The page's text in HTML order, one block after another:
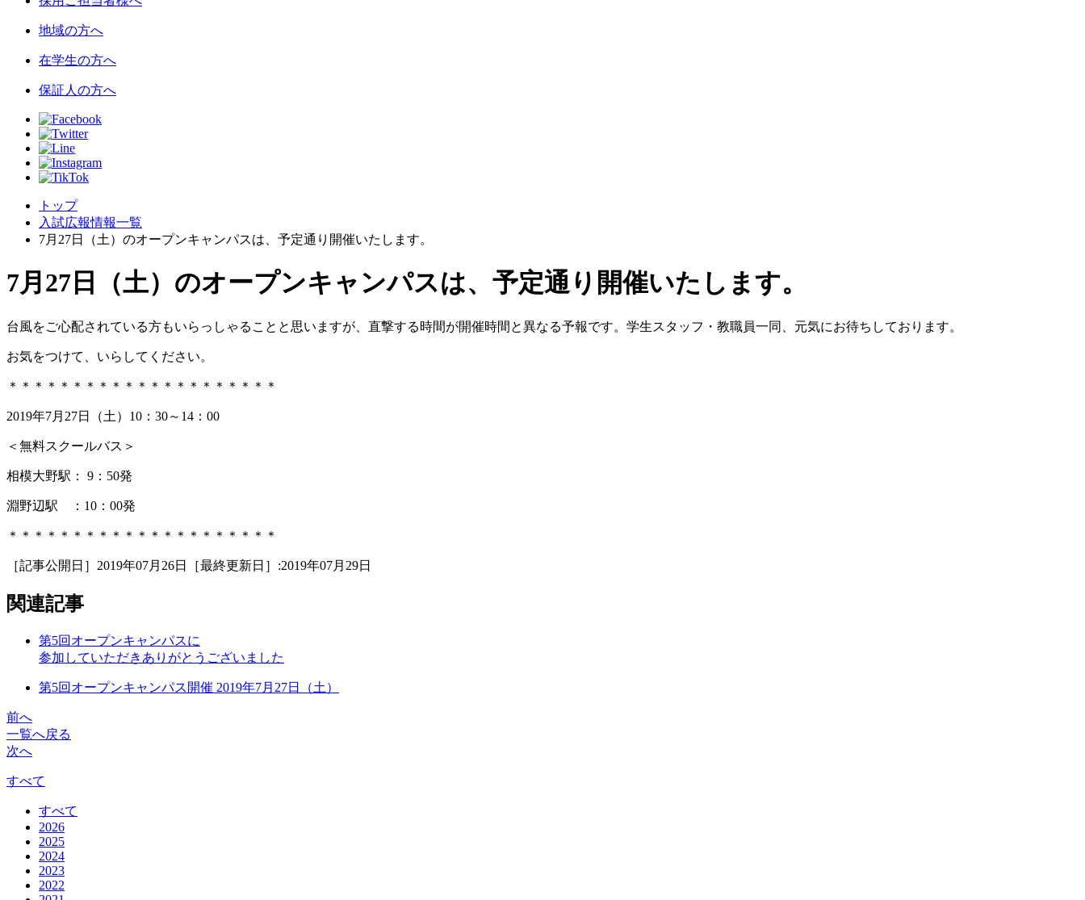
地域の方へ
在学生の方へ
保証人の方へ
トップ
入試広報情報一覧
7月27日（土）のオープンキャンパスは、予定通り開催いたします。
7月27日（土）のオープンキャンパスは、予定通り開催いたします。
台風をご心配されている方もいらっしゃることと思いますが、直撃する時間が開催時間と異なる予報です。学生スタッフ・教職員一同、元気にお待ちしております。
お気をつけて、いらしてください。
＊＊＊＊＊＊＊＊＊＊＊＊＊＊＊＊＊＊＊＊＊
2019年7月27日（土）10：30～14：00
＜無料スクールバス＞
相模大野駅： 9：50発
淵野辺駅 ：10：00発
＊＊＊＊＊＊＊＊＊＊＊＊＊＊＊＊＊＊＊＊＊
［記事公開日］2019年07月26日［最終更新日］:2019年07月29日
関連記事
第5回オープンキャンパスに
参加していただきありがとうございました
第5回オープンキャンパス開催 2019年7月27日（土）
前へ
一覧へ戻る
次へ
すべて
すべて
2026
2025
2024
2023
2022